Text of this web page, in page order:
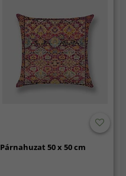
Párnahuzat 50 x 50 cm